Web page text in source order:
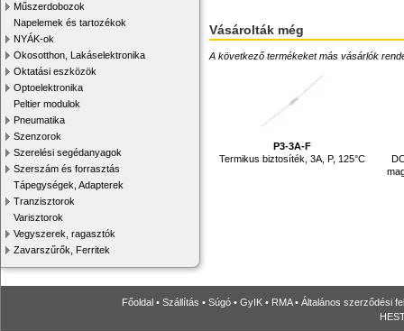
Műszerdobozok
Napelemek és tartozékok
NYÁK-ok
Okosotthon, Lakáselektronika
Oktatási eszközök
Optoelektronika
Peltier modulok
Pneumatika
Szenzorok
Szerelési segédanyagok
Szerszám és forrasztás
Tápegységek, Adapterek
Tranzisztorok
Varisztorok
Vegyszerek, ragasztók
Zavarszűrők, Ferritek
Vásárolták még
A következő termékeket más vásárlók
P3-3A-F
Termikus biztosíték, 3A, P, 125°C
Főoldal • Szállítás • Súgó • GyIK • RMA• Általános szerződési